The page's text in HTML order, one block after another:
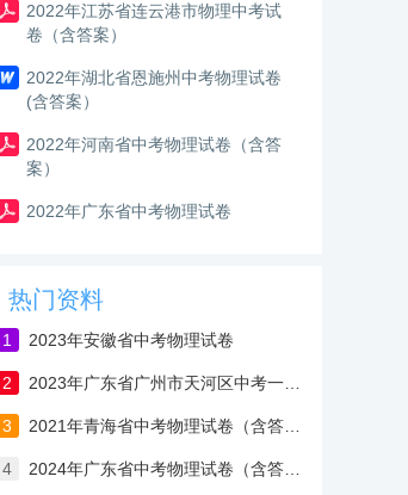
2022年江苏省连云港市物理中考试
卷（含答案）
2022年湖北省恩施州中考物理试卷
(含答案）
2022年河南省中考物理试卷（含答
案）
2022年广东省中考物理试卷
热门资料
1 2023年安徽省中考物理试卷
2 2023年广东省广州市天河区中考一模物理试卷
3 2021年青海省中考物理试卷（含答案与解析）
4 2024年广东省中考物理试卷（含答案）